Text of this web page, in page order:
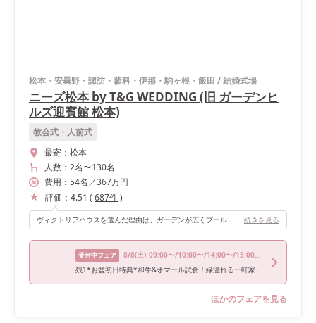
松本・安曇野・諏訪・蓼科・伊那・駒ヶ根・飯田 /結婚式場
ニーズ松本 by T&G WEDDING (旧 ガーデンヒ
ルズ迎賓館 松本)
教会式・人前式
最寄： 松本
人数： 2名〜130名
費用： 54名 ／367万円
評価： 4.51 ( 687件)
ヴィクトリアハウスを選んだ理由は、ガーデンが広くプールがあること、ガーデンと披露宴会場の境目の窓が全面にあり開放感があることが一番の決め手でした。ガーデンからのサプライズ入場ができるので！ 会場内の椅子などインテリアはブラウンが多く、リゾートホテルのようでエレガントになりすぎないのも良いです。家族挙式にしたためお色直しをせず使いませんでしたが、階段がついていたのでそこから入場することも可能です！（最初の入場とお色直し後の入場の場所を変えられる！） また、家族だけ（私たち含め９名）の披露宴ということで、会場が広く感じ過ぎてしまうのではないかと心配していましたが、ダミーのテーブルをいくつか用意してくださったことでほどよい広さに感じることができました。ダミーのテーブル装飾は全く相談していませんでしたが、私の趣味にも他の装飾にも合う感じにしてくださっていてとても嬉しかったです。 続きを見る
受付中フェア 8/8(土) 09:00〜/10:00〜/14:00〜/15:00〜/18:00〜
残1*お盆初日特典*和牛&オマール試食！緑溢れる一軒家貸切*豪華体験
ほかのフェアを見る